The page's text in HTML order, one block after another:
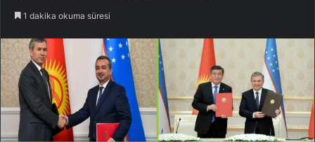
1 dakika okuma süresi